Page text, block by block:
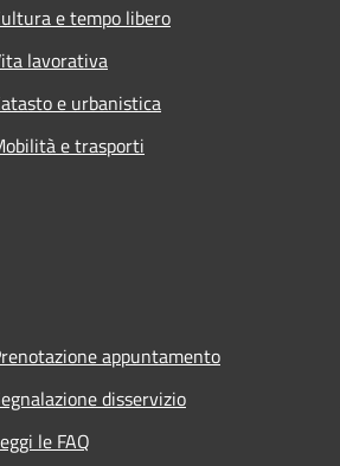
e tempo libero
lavorativa
e urbanistica
e trasporti
appuntamento
disservizio
le FAQ